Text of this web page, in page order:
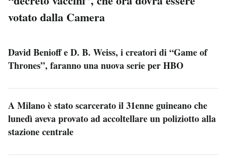
votato dalla Camera
David Benioff e D. B. Weiss, i creatori di “Game of
Thrones”, faranno una nuova serie per HBO
A Milano è stato scarcerato il 31enne guineano che
lunedì aveva provato ad accoltellare un poliziotto alla
stazione centrale